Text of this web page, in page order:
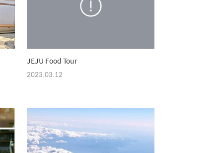
JEJU Food Tour
2023.03.12